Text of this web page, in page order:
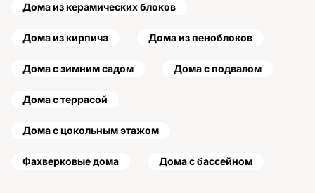
Дома из керамических блоков
Дома из кирпича Дома из пеноблоков
Дома с зимним садом Дома с подвалом
Дома с террасой
Дома с цокольным этажом
Фахверковые дома Дома с бассейном